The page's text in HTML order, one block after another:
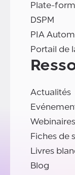
Plate-
DSPM
PIA
Portail de
Actualités
Webinaires
Fiches de
Livres
Blog